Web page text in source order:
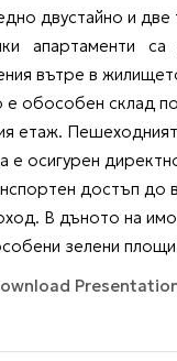
двустайно и две
апартаменти са
вътре в
е обособен склад
етаж.
е осигурен
достъп до
В дъното на
зелени